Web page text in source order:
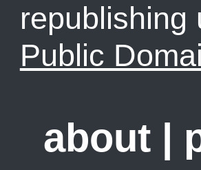
Public
about |